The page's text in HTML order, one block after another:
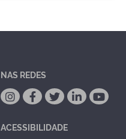
NAS REDES
ACESSIBILIDADE